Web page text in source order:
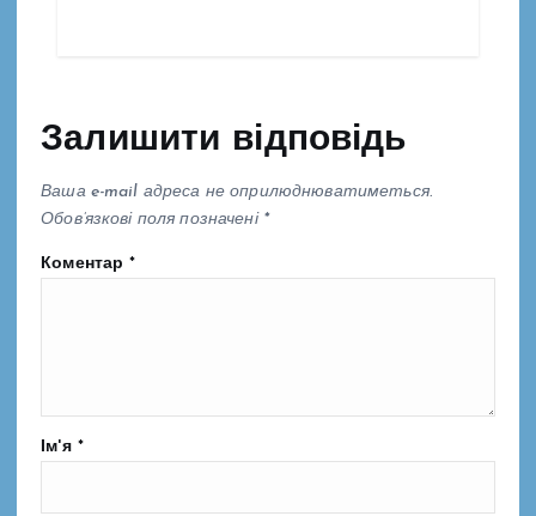
Залишити відповідь
Ваша e-mail адреса не оприлюднюватиметься.
Обов’язкові поля позначені *
Коментар*
Ім'я *